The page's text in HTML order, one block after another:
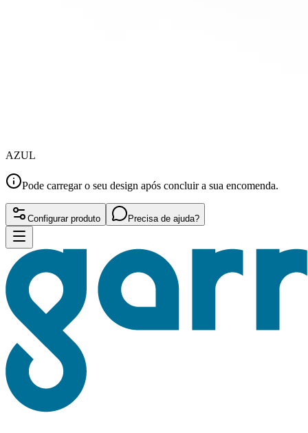
AZUL
Pode carregar o seu design após concluir a sua encomenda.
Configurar produto Precisa de ajuda?